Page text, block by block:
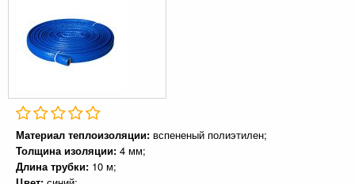
Материал теплоизоляции: вспененый полиэтилен;
Толщина изоляции: 4 мм;
Длина трубки: 10 м;